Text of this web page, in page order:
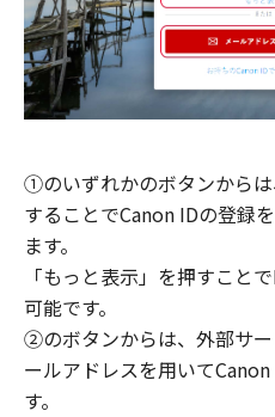
①のいずれかのボタンから
することでCanon IDの登録
ます。
「もっと表示」を押すこと
可能です。
②のボタンからは、外部サ
ールアドレスを用いて
す。